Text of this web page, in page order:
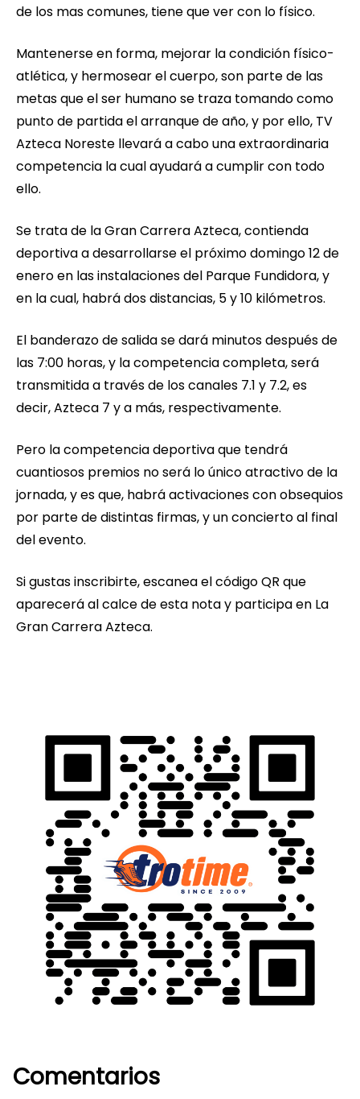
de los mas comunes, tiene que ver con lo físico.
Mantenerse en forma, mejorar la condición físico-
atlética, y hermosear el cuerpo, son parte de las
metas que el ser humano se traza tomando como
punto de partida el arranque de año, y por ello, TV
Azteca Noreste llevará a cabo una extraordinaria
competencia la cual ayudará a cumplir con todo
ello.
Se trata de la Gran Carrera Azteca, contienda
deportiva a desarrollarse el próximo domingo 12 de
enero en las instalaciones del Parque Fundidora, y
en la cual, habrá dos distancias, 5 y 10 kilómetros.
El banderazo de salida se dará minutos después de
las 7:00 horas, y la competencia completa, será
transmitida a través de los canales 7.1 y 7.2, es
decir, Azteca 7 y a más, respectivamente.
Pero la competencia deportiva que tendrá
cuantiosos premios no será lo único atractivo de la
jornada, y es que, habrá activaciones con obsequios
por parte de distintas firmas, y un concierto al final
del evento.
Si gustas inscribirte, escanea el código QR que
aparecerá al calce de esta nota y participa en La
Gran Carrera Azteca.
Comentarios